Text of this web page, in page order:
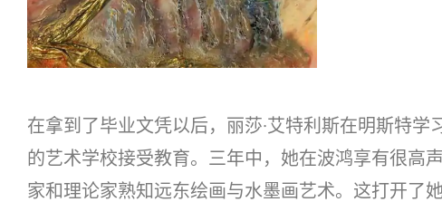
在拿到了毕业文凭以后，丽莎·艾特利斯在明斯特
的艺术学校接受教育。三年中，她在波鸿享有很高
家和理论家熟知远东绘画与水墨画艺术。这打开了